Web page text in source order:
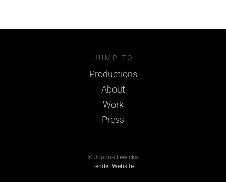
JUMP TO
Productions
About
Work
Press
® Joanna Lewicka
Tender Website